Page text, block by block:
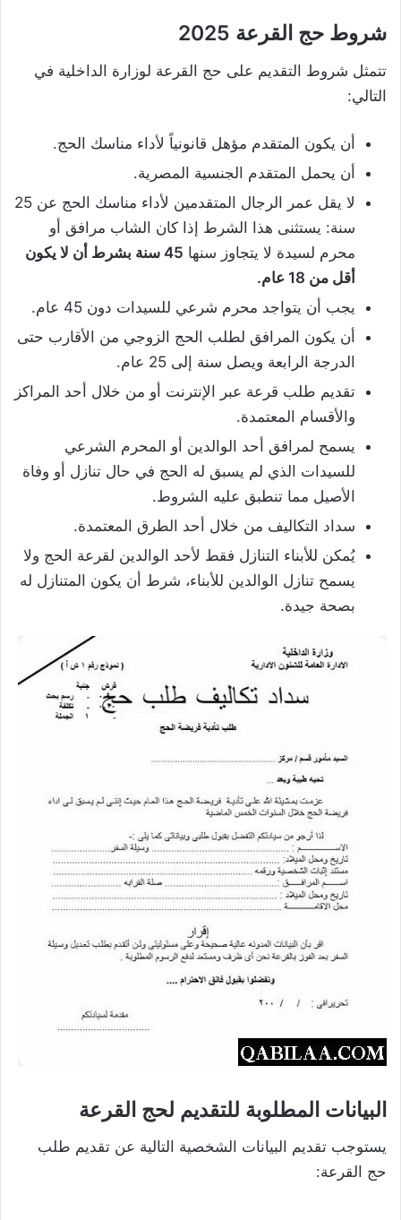
شروط حج القرعة 2025
تتمثل شروط التقديم على حج القرعة لوزارة الداخلية في
التالي:
أن يكون المتقدم مؤهل قانونياً لأداء مناسك الحج.
أن يحمل المتقدم الجنسية المصرية.
لا يقل عمر الرجال المتقدمين لأداء مناسك الحج عن 25
سنة: يستثنى هذا الشرط إذا كان الشاب مرافق أو
محرم لسيدة لا يتجاوز سنها
45 سنة بشرط أن لا يكون
أقل من 18 عام.
يجب أن يتواجد محرم شرعي للسيدات دون 45 عام.
أن يكون المرافق لطلب الحج الزوجي من الأقارب حتى
الدرجة الرابعة ويصل سنة إلى 25 عام.
تقديم طلب قرعة عبر الإنترنت أو من خلال أحد المراكز
والأقسام المعتمدة.
يسمح لمرافق أحد الوالدين أو المحرم الشرعي
للسيدات الذي لم يسبق له الحج في حال تنازل أو وفاة
الأصيل مما تنطبق عليه الشروط.
سداد التكاليف من خلال أحد الطرق المعتمدة.
يُمكن للأبناء التنازل فقط لأحد الوالدين لقرعة الحج ولا
يسمح تنازل الوالدين للأبناء، شرط أن يكون المتنازل له
بصحة جيدة.
البيانات المطلوبة للتقديم لحج القرعة
يستوجب تقديم البيانات الشخصية التالية عن تقديم طلب
حج القرعة: